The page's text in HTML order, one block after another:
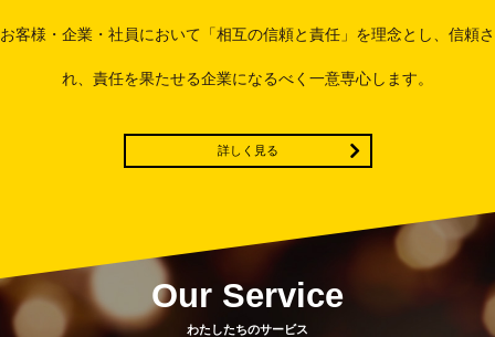
お客様・企業・社員において「相互の信頼と責任」を理念とし、 信頼さ
れ、責任を果たせる企業になるべく一意専心します。
詳しく見る
Our Service
わたしたちのサービス